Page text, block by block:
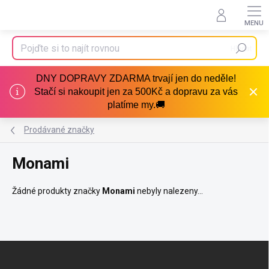
DNY DOPRAVY ZDARMA trvají jen do neděle!
Stačí si nakoupit jen za 500Kč a dopravu za vás
platíme my.🚚
Hledat
Prodávané značky
Monami
Žádné produkty značky Monami nebyly nalezeny...